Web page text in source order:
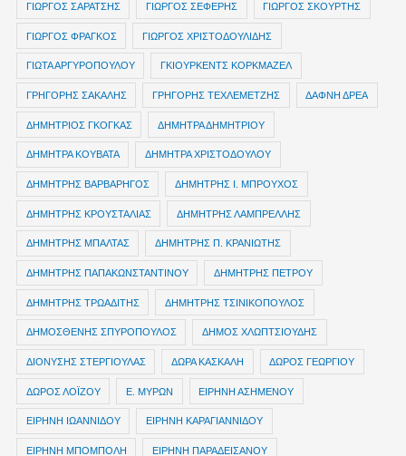
ΓΙΩΡΓΟΣ ΣΑΡΑΤΣΗΣ ΓΙΩΡΓΟΣ ΣΕΦΕΡΗΣ ΓΙΩΡΓΟΣ ΣΚΟΥΡΤΗΣ
ΓΙΩΡΓΟΣ ΦΡΑΓΚΟΣ ΓΙΩΡΓΟΣ ΧΡΙΣΤΟΔΟΥΛΙΔΗΣ
ΓΙΩΤΑ ΑΡΓΥΡΟΠΟΥΛΟΥ ΓΚΙΟΥΡΚΕΝΤΣ ΚΟΡΚΜΑΖΕΛ
ΓΡΗΓΟΡΗΣ ΣΑΚΑΛΗΣ ΓΡΗΓΟΡΗΣ ΤΕΧΛΕΜΕΤΖΗΣ ΔΑΦΝΗ ΔΡΕΑ
ΔΗΜΗΤΡIOΣ ΓΚΟΓΚΑΣ ΔΗΜΗΤΡΑ ΔΗΜΗΤΡΙΟΥ
ΔΗΜΗΤΡΑ ΚΟΥΒΑΤΑ ΔΗΜΗΤΡΑ ΧΡΙΣΤΟΔΟΥΛΟΥ
ΔΗΜΗΤΡΗΣ ΒΑΡΒΑΡΗΓΟΣ ΔΗΜΗΤΡΗΣ Ι. ΜΠΡΟΥΧΟΣ
ΔΗΜΗΤΡΗΣ ΚΡΟΥΣΤΑΛΙΑΣ ΔΗΜΗΤΡΗΣ ΛΑΜΠΡΕΛΛΗΣ
ΔΗΜΗΤΡΗΣ ΜΠΑΛΤΑΣ ΔΗΜΗΤΡΗΣ Π. ΚΡΑΝΙΩΤΗΣ
ΔΗΜΗΤΡΗΣ ΠΑΠΑΚΩΝΣΤΑΝΤΙΝΟΥ ΔΗΜΗΤΡΗΣ ΠΕΤΡΟΥ
ΔΗΜΗΤΡΗΣ ΤΡΩΑΔΙΤΗΣ ΔΗΜΗΤΡΗΣ ΤΣΙΝΙΚΟΠΟΥΛΟΣ
ΔΗΜΟΣΘΕΝΗΣ ΣΠΥΡΟΠΟΥΛΟΣ ΔΗΜΟΣ ΧΛΩΠΤΣΙΟΥΔΗΣ
ΔΙΟΝΥΣΗΣ ΣΤΕΡΓΙΟΥΛΑΣ ΔΩΡΑ ΚΑΣΚΑΛΗ ΔΩΡΟΣ ΓΕΩΡΓΙΟΥ
ΔΩΡΟΣ ΛΟΪΖΟΥ Ε. ΜΥΡΩΝ ΕΙΡΗΝΗ ΑΣΗΜΕΝΟΥ
ΕΙΡΗΝΗ ΙΩΑΝΝΙΔΟΥ ΕΙΡΗΝΗ ΚΑΡΑΓΙΑΝΝΙΔΟΥ
ΕΙΡΗΝΗ ΜΠΟΜΠΟΛΗ ΕΙΡΗΝΗ ΠΑΡΑΔΕΙΣΑΝΟΥ